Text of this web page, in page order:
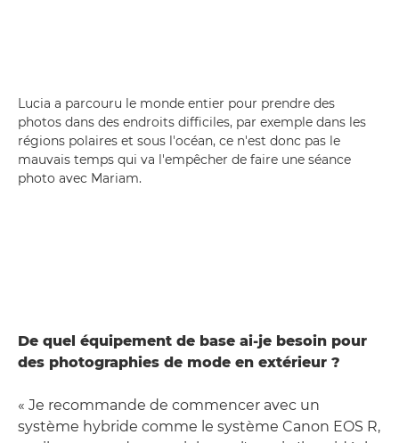
Lucia a parcouru le monde entier pour prendre des
photos dans des endroits difficiles, par exemple dans les
régions polaires et sous l'océan, ce n'est donc pas le
mauvais temps qui va l'empêcher de faire une séance
photo avec Mariam.
De quel équipement de base ai-je besoin pour
des photographies de mode en extérieur ?
« Je recommande de commencer avec un
système hybride comme le système Canon EOS R,